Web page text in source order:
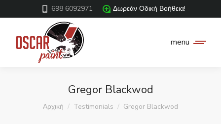
698 6092971 Δωρεάν Οδική Βοήθεια!
menu
Gregor Blackwod
You are here:
Αρχική Testimonials Gregor Blackwod